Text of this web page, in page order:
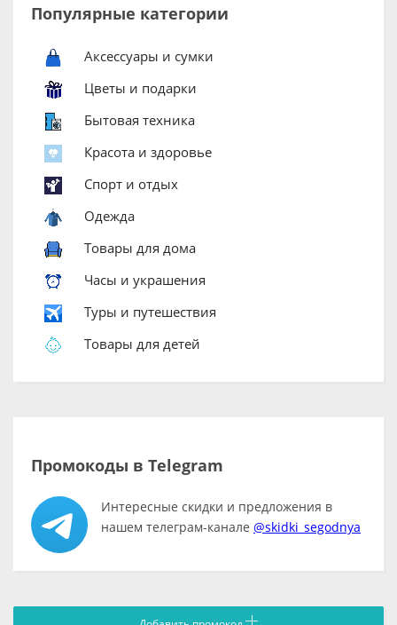
Популярные категории
Аксессуары и сумки
Цветы и подарки
Бытовая техника
Красота и здоровье
Спорт и отдых
Одежда
Товары для дома
Часы и украшения
Туры и путешествия
Товары для детей
Промокоды в Telegram
Интересные скидки и предложения в
нашем телеграм-канале @skidki_segodnya